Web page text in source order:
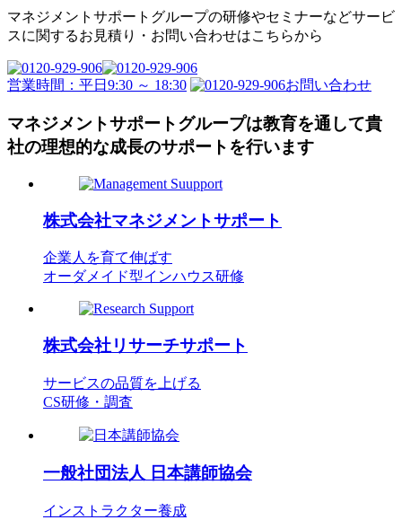
マネジメントサポートグループの研修やセミナーなどサービ
スに関するお見積り・ お問い合わせはこちらから
営業時間：平日9:30 ～ 18:30 お問い合わせ
マネジメントサポートグループは教育を通して貴
社の理想的な成長のサポートを行います
株式会社マネジメントサポート
企業人を育て伸ばす
オーダメイド型インハウス研修
株式会社リサーチサポート
サービスの品質を上げる
CS研修・調査
一般社団法人 日本講師協会
インストラクター養成